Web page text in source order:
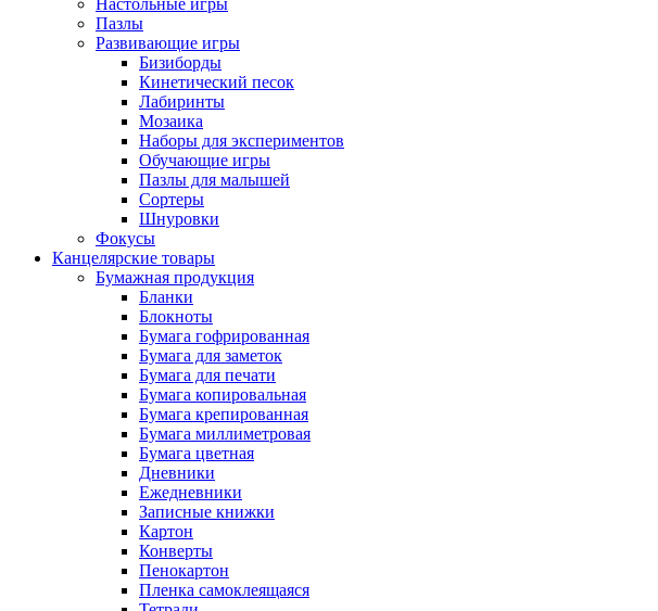
Настольные игры
Пазлы
Развивающие игры
Бизиборды
Кинетический песок
Лабиринты
Мозаика
Наборы для экспериментов
Обучающие игры
Пазлы для малышей
Сортеры
Шнуровки
Фокусы
Канцелярские товары
Бумажная продукция
Бланки
Блокноты
Бумага гофрированная
Бумага для заметок
Бумага для печати
Бумага копировальная
Бумага крепированная
Бумага миллиметровая
Бумага цветная
Дневники
Ежедневники
Записные книжки
Картон
Конверты
Пенокартон
Пленка самоклеящаяся